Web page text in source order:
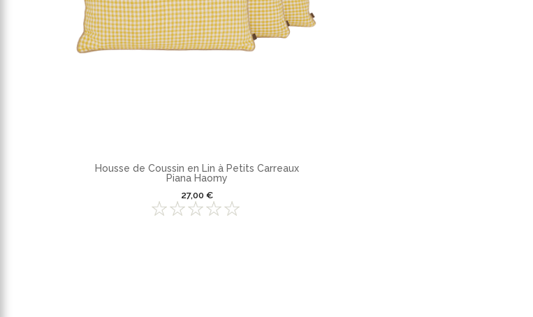
Housse de Coussin en Lin à Petits Carreaux
Piana Haomy
27,00 €